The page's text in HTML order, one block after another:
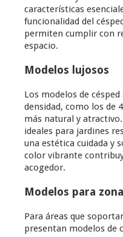
características
funcionalidad del
permiten cumplir con
espacio.
Modelos lujosos
Los modelos de
densidad, como los de
más natural y
ideales para jardines
una estética cuidada y
color vibrante
acogedor.
Modelos para
Para áreas que
presentan modelos de